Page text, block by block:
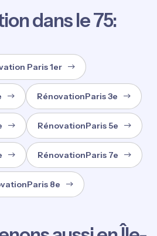
dans le 75:
Paris 1er
RénovationParis 3e
RénovationParis 5e
RénovationParis 7e
8e